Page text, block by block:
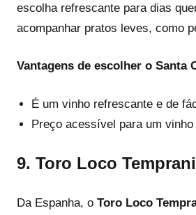
escolha refrescante para dias
acompanhar pratos leves, como
Vantagens de escolher o Santa
É um vinho refrescante e de
Preço acessível para um
9. Toro Loco
Da Espanha, o Toro Loco